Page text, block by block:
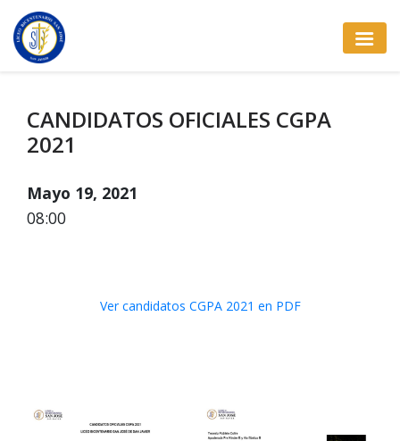
CANDIDATOS OFICIALES CGPA
2021
Mayo 19, 2021
08:00
Ver candidatos CGPA 2021 en PDF